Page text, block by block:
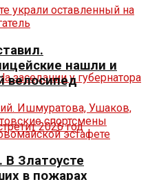
нашли и
велосипед
В Златоусте
в пожарах